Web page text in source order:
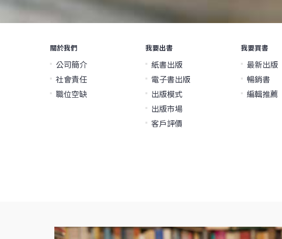
關於我們
公司簡介
社會責任
職位空缺
我要出書
紙書出版
電子書出版
出版模式
出版市場
客戶評價
我要買書
最新出版
暢銷書
編輯推薦